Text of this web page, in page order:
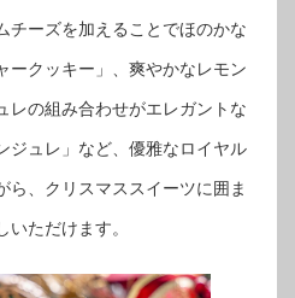
チーズを加えることでほのかな
ークッキー」、爽やかなレモン
レの組み合わせがエレガントな
ジュレ」など、優雅なロイヤル
ら、クリスマススイーツに囲ま
ただけます。